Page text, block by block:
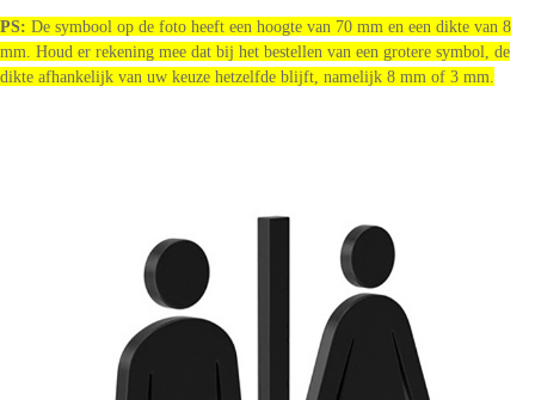
PS: De symbool op de foto heeft een hoogte van 70 mm en een dikte van 8
mm. Houd er rekening mee dat bij het bestellen van een grotere symbol, de
dikte afhankelijk van uw keuze hetzelfde blijft, namelijk 8 mm of 3 mm.